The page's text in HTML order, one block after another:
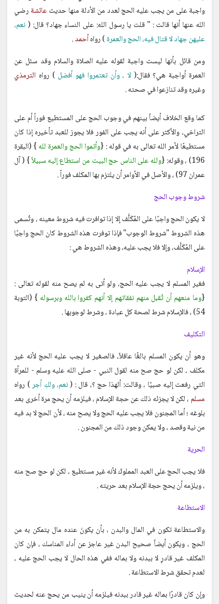
واجبة على من يجب عليه الحج لعدد من الأدلة منها حديثعائشةرضي
الله عنها أنها قالت : " قلت يا رسول الله: على النساء جهاد؟ قال: (نعم،
عليهن جهاد لا قتال فيه، الحج والعمرة) رواهأحمد.
ومن قائل بأنها ليست واجبة لقوله عليه الصلاة والسلام وقد سئل عن
العمرة أواجبة هي؟ فقال:( لا ، وأن تعتمروا فهو أفضل ) رواه الترمذي
وغيره وقد تنازعوا في صحته .
كما وقع الخلاف أيضاً بينهم في وجوب الحج على المستطيع فوراً أم على
التراخي، والأكثر على أنه يجب على الفور فلا يجوز للعبد تأخيره إذا كان
مستطيعًا لأمر الله تعالى به في قوله : {وأتموا الحج والعمرة لله} (البقرة
196) ، وقوله: {
ولله على الناس حج البيت من استطاع إليه سبيلاً} ( آل
عمران 97) ، والأصل في الأوامر أن يلتزم بها المكلف فوراً .
شروط وجوب الحج
لا يكون الحج واجبًا على المُكَلَّف إلا إذا توافرت فيه شروط معينه ، وتُسمى
هذه الشروط "شروط الوجوب" فإذا توفرت هذه الشروط كان الحج واجبًا
على المُكَلَّف، وإلا فلا يجب عليه، وهذه الشروط هي :
الإسلام
فغير المسلم لا يجب عليه الحج، ولو أتى به لم يصح منه لقوله تعالى :
{وما منعهم أن تُقبل منهم نفقاتهم إلا أنهم كفروا بالله وبرسوله} (التوبة
54) ، فالإسلام شرط لصحة كل عبادة ، وشرط لوجوبها .
التكليف
وهو أن يكون المسلم بالغًا عاقلاً، فالصغير لا يجب عليه الحج لأنه غير
مكلف ، لكن لو حج صح منه لقول النبي - صلى الله عليه وسلم - للمرأة
التي رفعت إليه صبيًا ، وقالت: ألهذا حج ؟، قال : (نعم، ولكِ أجر) رواه
مسلم ، لكن لا يجزئه ذلك عن حجة الإسلام ، فيلزمه أن يحج مرة أخرى بعد
بلوغه ؛ أما المجنون فلا يجب عليه الحج ولا يصح منه ، لأن الحج لا بد فيه
من نية وقصد ، ولا يمكن وجود ذلك من المجنون .
الحرية
فلا يجب الحج على العبد المملوك لأنه غير مستطيع ، لكن لو حج صح منه
، ويلزمه أن يحج حجة الإسلام بعد حريته .
الاستطاعة
والاستطاعة تكون في المال والبدن ، بأن يكونَ عنده مال يتمكن به من
الحج ، ويكون أيضاً صحيح البدن غير عاجز عن أداء المناسك ، فإن كان
المكلف غير قادرٍ لا ببدنه ولا بماله ففي هذه الحال لا يجب الحج عليه ،
لعدم تحقق شرط الاستطاعة .
وإن كان قادرًا بماله غير قادر ببدنه فيلزمه أن ينيب من يحج عنه لحديث